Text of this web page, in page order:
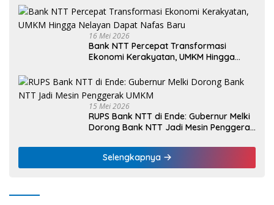
Weetebula
16 Mei 2026
Bank NTT Percepat Transformasi
Ekonomi Kerakyatan, UMKM Hingga
15 Mei 2026
RUPS Bank NTT di Ende: Gubernur Melki
Dorong Bank NTT Jadi Mesin Penggerak
Selengkapnya